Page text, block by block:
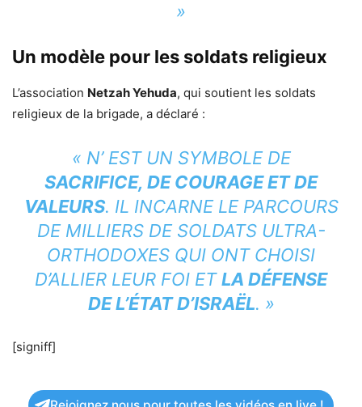
»
Un modèle pour les soldats religieux
L’association Netzah Yehuda, qui soutient les soldats
religieux de la brigade, a déclaré :
« N’ EST UN SYMBOLE DE
SACRIFICE, DE COURAGE ET DE
VALEURS. IL INCARNE LE PARCOURS
DE MILLIERS DE SOLDATS ULTRA-
ORTHODOXES QUI ONT CHOISI
D’ALLIER LEUR FOI ETLA DÉFENSE
DE L’ÉTAT D’ISRAËL. »
[signiff]